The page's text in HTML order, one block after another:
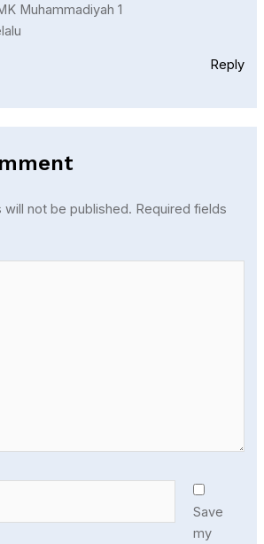
Muhammadiyah 1
Reply
will not be published. Required fields
Save
my